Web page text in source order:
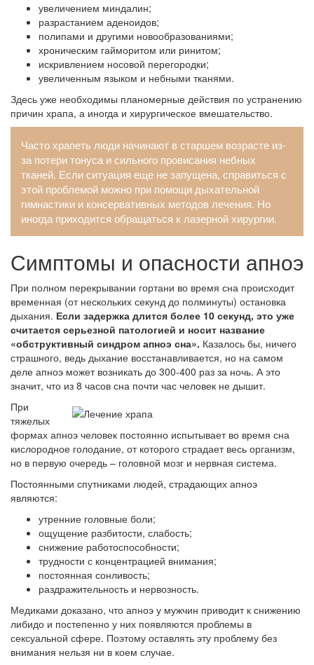
увеличением миндалин;
разрастанием аденоидов;
полипами и другими новообразованиями;
хроническим гайморитом или ринитом;
искривлением носовой перегородки;
увеличенным языком и небными тканями.
Здесь уже необходимы планомерные действия по устранению
причин храпа, а иногда и хирургическое вмешательство.
Часто храпеть люди начинают в старшем возрасте из-
за потери тонуса и сильного провисания небных
тканей. Если ситуация еще не запущена, справиться с
этой проблемой можно при помощи дыхательной
гимнастики и консервативных методов лечения. Но
иногда приходится обращаться к лазерной хирургии.
Симптомы и опасности апноэ
При полном перекрывании гортани во время сна происходит
временная (от нескольких секунд до полминуты) остановка
дыхания. Если задержка длится более 10 секунд, это уже
считается серьезной патологией и носит название
«обструктивный синдром апноэ сна». Казалось бы, ничего
страшного, ведь дыхание восстанавливается, но на самом
деле апноэ может возникать до 300-400 раз за ночь. А это
значит, что из 8 часов сна почти час человек не дышит.
При
тяжелых
формах апноэ человек постоянно испытывает во время сна
кислородное голодание, от которого страдает весь организм,
но в первую очередь – головной мозг и нервная система.
Постоянными спутниками людей, страдающих апноэ
являются:
утренние головные боли;
ощущение разбитости, слабость;
снижение работоспособности;
трудности с концентрацией внимания;
постоянная сонливость;
раздражительность и нервозность.
Медиками доказано, что апноэ у мужчин приводит к снижению
либидо и постепенно у них появляются проблемы в
сексуальной сфере. Поэтому оставлять эту проблему без
внимания нельзя ни в коем случае.